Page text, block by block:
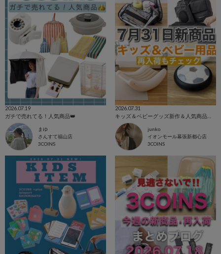
2026.07.19
ガチで売れてる！人気商品👑
まゆ
さんすて福山店
3COINS
2026.07.31
junko
イオンモール幕張新都心店
3COINS